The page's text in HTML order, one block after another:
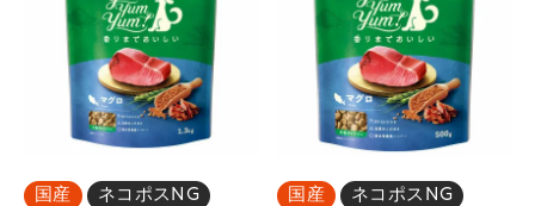
国産 ネコポスNG 国産 ネコポスNG